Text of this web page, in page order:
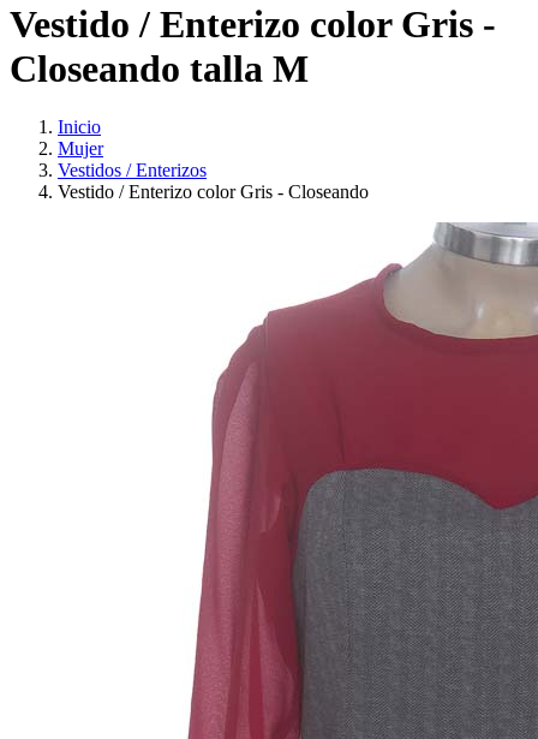
Vestido / Enterizo color Gris -
Closeando talla M
Inicio
Mujer
Vestidos / Enterizos
Vestido / Enterizo color Gris - Closeando